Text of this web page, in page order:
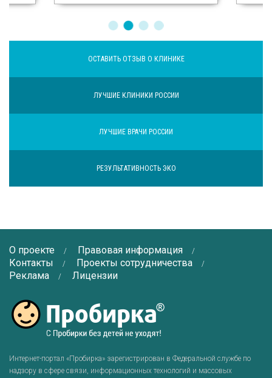
ОСТАВИТЬ ОТЗЫВ О КЛИНИКЕ
ЛУЧШИЕ КЛИНИКИ РОССИИ
ЛУЧШИЕ ВРАЧИ РОССИИ
РЕЗУЛЬТАТИВНОСТЬ ЭКО
О проекте
Правовая информация
Контакты
Проекты сотрудничества
Реклама
Лицензии
Интернет-портал «Пробирка» зарегистрирован в Федеральной службе по
надзору в сфере связи, информационных технологий и массовых